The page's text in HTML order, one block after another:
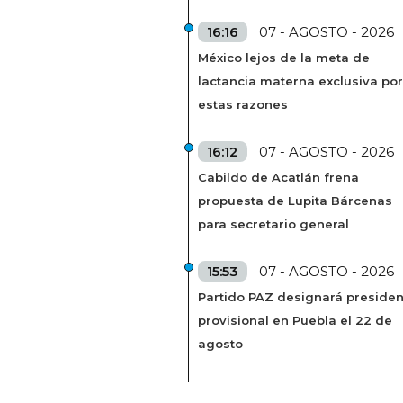
16:16 07 - AGOSTO - 2026
México lejos de la meta de
lactancia materna exclusiva por
estas razones
16:12 07 - AGOSTO - 2026
Cabildo de Acatlán frena
propuesta de Lupita Bárcenas
para secretario general
15:53 07 - AGOSTO - 2026
Partido PAZ designará
provisional en Puebla el 22 de
agosto